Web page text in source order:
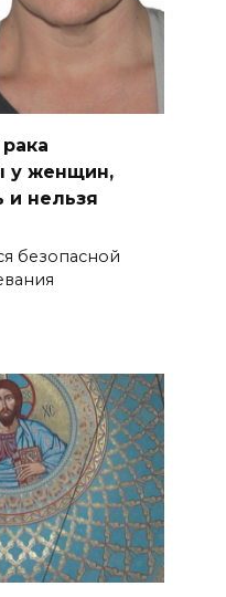
у женщин,
и нельзя
безопасной